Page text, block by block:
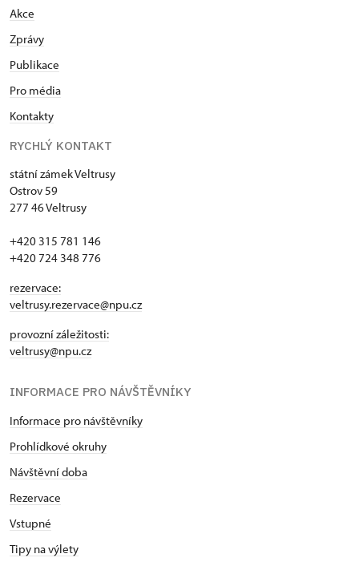
Akce
Zprávy
Publikace
Pro média
Kontakty
RYCHLÝ KONTAKT
státní zámek Veltrusy
Ostrov 59
277 46 Veltrusy
+420 315 781 146
+420 724 348 776
rezervace:
veltrusy.rezervace@npu.cz
provozní záležitosti:
veltrusy@npu.cz
INFORMACE PRO NÁVŠTĚVNÍKY
Informace pro návštěvníky
Prohlídkové okruhy
Návštěvní doba
Rezervace
Vstupné
Tipy na výlety